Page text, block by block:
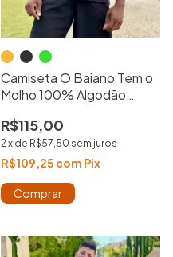
Camiseta O Baiano Tem o
Molho 100% Algodão
R$115,00
2x de R$57,50 sem juros
R$109,25 com Pix
Comprar